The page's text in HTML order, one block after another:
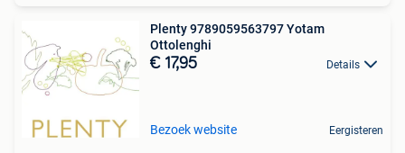
Plenty 9789059563797 Yotam
Ottolenghi
€ 17,95 Details
Bezoek website Eergisteren